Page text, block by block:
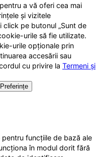
a vă oferi cea mai
și vizitele
click pe butonul „Sunt de
urile să fie utilizate.
urile opționale prin
accesării sau
cu privire la Termeni și
Preferințe
funcțiile de bază ale
în modul dorit fără